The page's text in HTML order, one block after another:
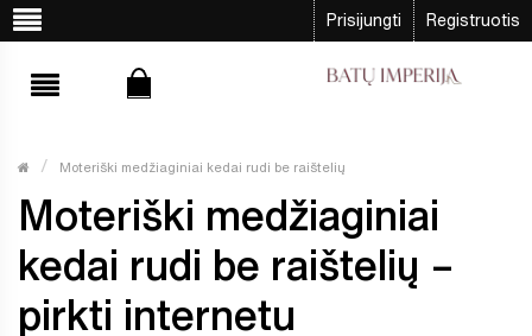
Prisijungti Registruotis
Moteriški medžiaginiai kedai rudi be raištelių
Moteriški medžiaginiai
kedai rudi be raištelių –
pirkti internetu